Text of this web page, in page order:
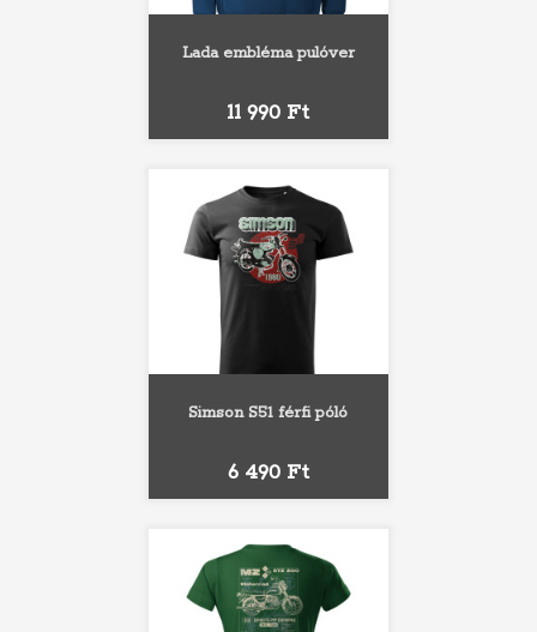
Lada embléma pulóver
Ár
11 990 Ft
Simson S51 férfi póló
Ár
6 490 Ft